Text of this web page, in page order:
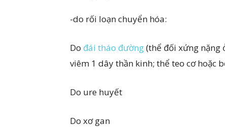
-do rối loạn chuyển hóa:
Do đái tháo đường(thể đối xứng nặng
viêm 1 dây thần kinh; thể teo cơ hoặc
Do ure huyết
Do xơ gan